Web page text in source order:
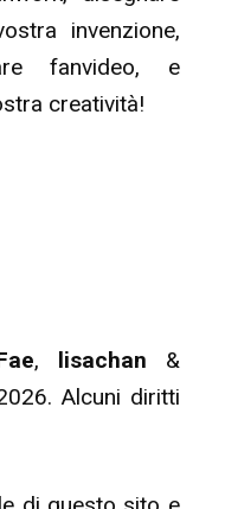
invenzione,
fanvideo, e
creatività!
, lisachan &
Alcuni diritti